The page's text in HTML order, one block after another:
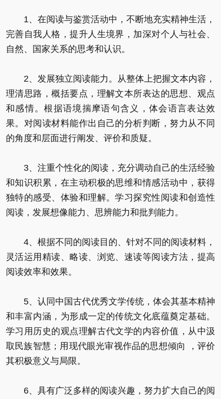
1、在阅读与鉴赏活动中，不断地充实精神生活，
完善自我人格，提升人生境界，加深对个人与社会、
自然、国家关系的思考和认识。
2、发展独立阅读能力。从整体上把握文本内容，
理清思路，概括要点，理解文本所表达的思想、观点
和感情。根据语境揣摩语句含义，体会语言表达效
果。对阅读材料能作出自己的分析判断，努力从不同
的角度和层面进行阐发、评价和质疑。
3、注重个性化的阅读，充分调动自己的生活经验
和知识积累，在主动积极的思维和情感活动中，获得
独特的感受、体验和理解。学习探究性阅读和创造性
阅读，发展想像能力、思辨能力和批判能力。
4、根据不同的阅读目的、针对不同的阅读材料，
灵活运用精读、略读、浏览、速读等阅读方法，提高
阅读效率和效果。
5、认同中国古代优秀文学传统，体会其基本精神
和丰富内涵，为形成一定的传统文化底蕴奠定基础。
学习用历史的观点理解古代文学的内容价值，从中汲
取民族智慧；用现代眼光审视作品的思想倾向 ，评价
其积极意义与局限。
6、具有广泛多样的阅读兴趣，努力扩大自己的阅